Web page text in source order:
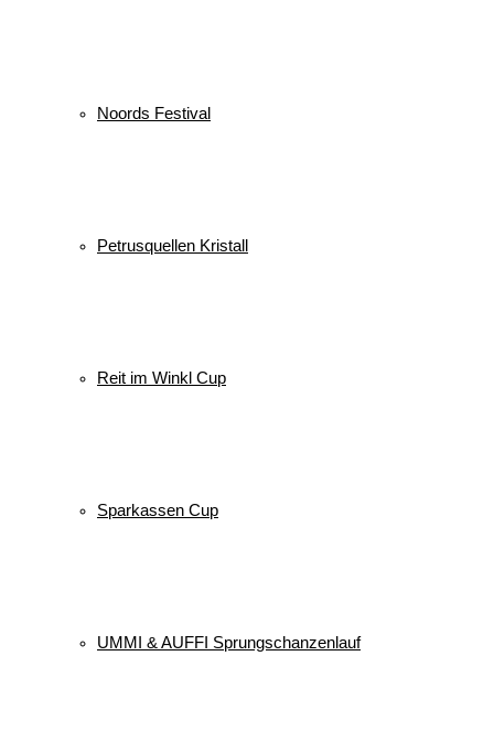
Noords Festival
Petrusquellen Kristall
Reit im Winkl Cup
Sparkassen Cup
UMMI & AUFFI Sprungschanzenlauf